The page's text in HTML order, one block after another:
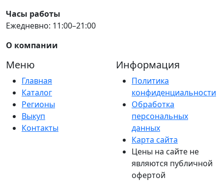
Часы работы
Ежедневно: 11:00–21:00
О компании
Меню
Главная
Каталог
Регионы
Выкуп
Контакты
Информация
Политика
конфиденциальности
Обработка
персональных
данных
Карта сайта
Цены на сайте не
являются публичной
офертой